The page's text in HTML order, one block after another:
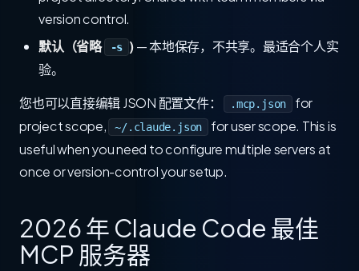
version control.
默认（省略
-s )— 本地保存，不共享。最适合个人实
验。
您也可以直接编辑 JSON 配置文件：
.mcp.json
for
project scope,
~/.claude.json
for user scope. This is
useful when you need to configure multiple servers at
once or version-control your setup.
2026 年 Claude Code 最佳
MCP 服务器